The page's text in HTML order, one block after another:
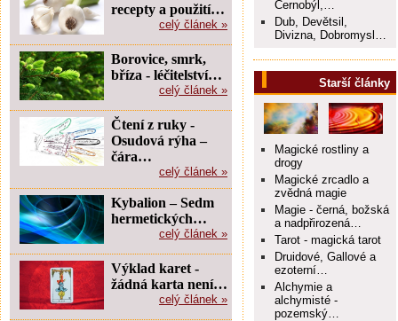
Černobýl,…
Dub, Devětsil,
Divizna, Dobromysl…
Starší články
Magické rostliny a
drogy
Magické zrcadlo a
zvědná magie
Magie - černá, božská
a nadpřirozená…
Tarot - magická tarot
Druidové, Gallové a
ezoterní…
Alchymie a
alchymisté -
pozemský…
recepty a použití…
celý článek »
Borovice, smrk,
bříza - léčitelství…
celý článek »
Čtení z ruky -
Osudová rýha –
čára…
celý článek »
Kybalion – Sedm
hermetických…
celý článek »
Výklad karet -
žádná karta není…
celý článek »